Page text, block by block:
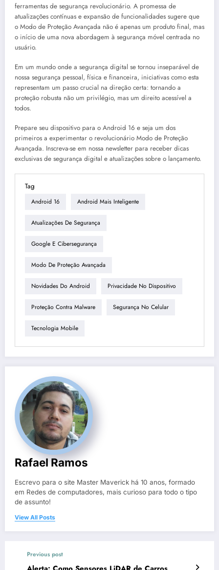
ferramentas de segurança revolucionário. A promessa de
atualizações contínuas e expansão de funcionalidades sugere que
o Modo de Proteção Avançada não é apenas um produto final, mas
o início de uma nova abordagem à segurança móvel centrada no
usuário.
Em um mundo onde a segurança digital se tornou inseparável de
nossa segurança pessoal, física e financeira, iniciativas como esta
representam um passo crucial na direção certa: tornando a
proteção robusta não um privilégio, mas um direito acessível a
todos.
Prepare seu dispositivo para o Android 16 e seja um dos
primeiros a experimentar o revolucionário Modo de Proteção
Avançada. Inscreva-se em nossa newsletter para receber dicas
exclusivas de segurança digital e atualizações sobre o lançamento.
Tag
Android 16 Android Mais Inteligente
Atualizações De Segurança
Google E Cibersegurança
Modo De Proteção Avançada
Novidades Do Android Privacidade No Dispositivo
Proteção Contra Malware Segurança No Celular
Tecnologia Mobile
Rafael Ramos
Escrevo para o site Master Maverick há 10 anos, formado
em Redes de computadores, mais curioso para todo o tipo
de assunto!
View All Posts
Previous post